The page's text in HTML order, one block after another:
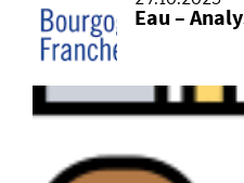
Eau –